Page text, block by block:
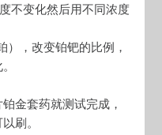
不变化然后用不同浓度
），改变铂钯的比例，
金套药就测试完成，
刷。